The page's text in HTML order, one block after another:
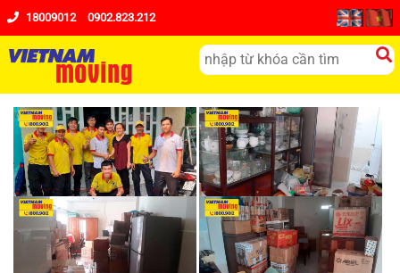
18009012 0902.823.212